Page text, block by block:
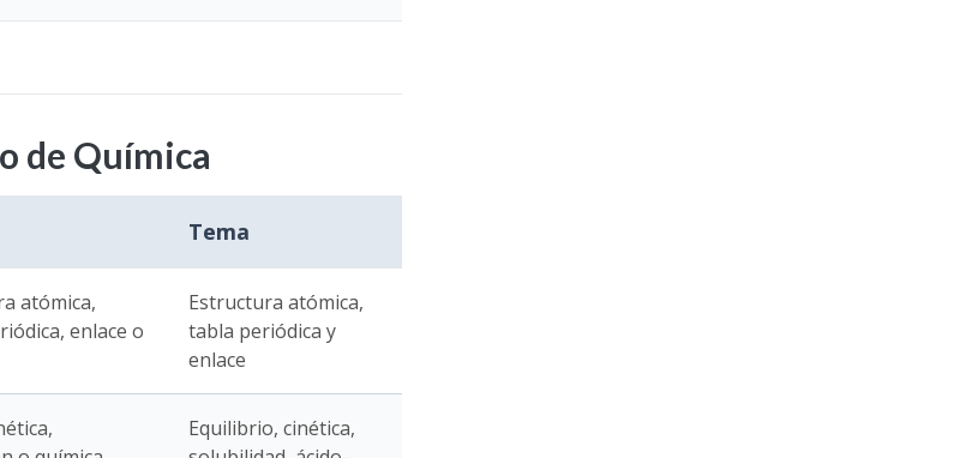
de Química
Tema
atómica,
enlace o
Estructura atómica,
tabla periódica y
enlace
Equilibrio, cinética,